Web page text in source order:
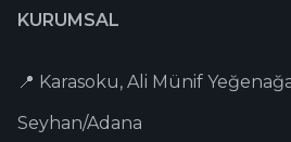
KURUMSAL
📍 Karasoku, Ali Münif
Seyhan/Adana